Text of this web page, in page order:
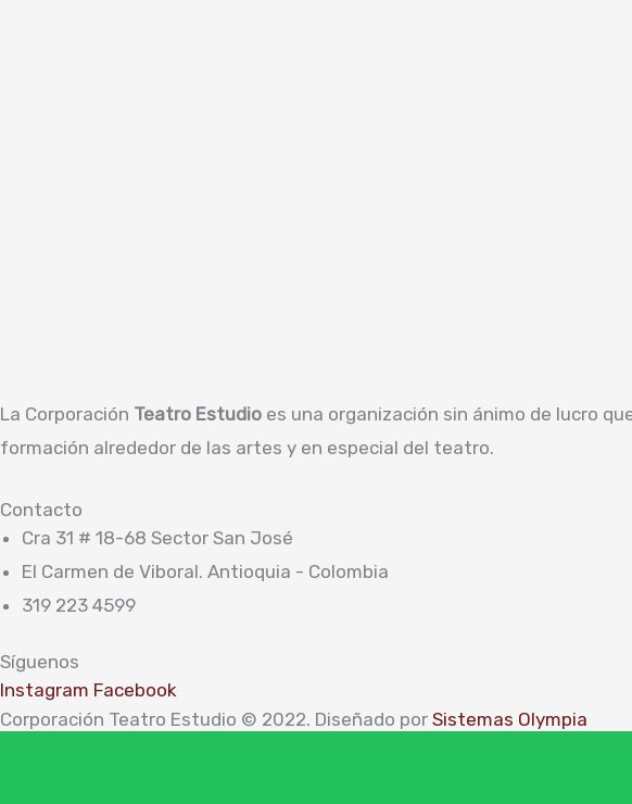
La Corporación Teatro Estudio es una organización sin ánimo de lucro
formación alrededor de las artes y en especial del teatro.
Contacto
Cra 31 # 18-68 Sector San José
El Carmen de Viboral. Antioquia - Colombia
319 223 4599
Síguenos
Instagram Facebook
Corporación Teatro Estudio © 2022. Diseñado por Sistemas Olympia